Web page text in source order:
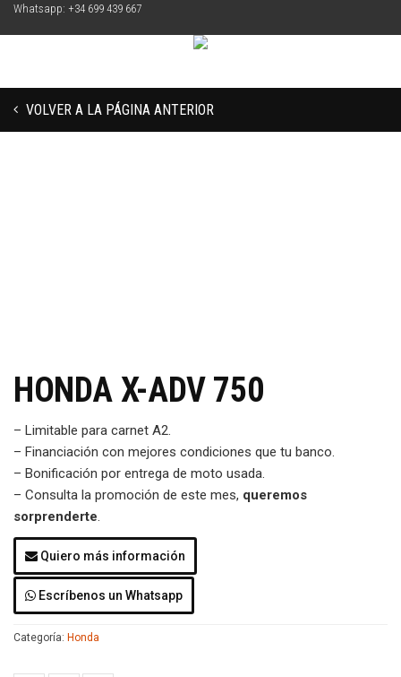
Whatsapp: +34 699 439 667
VOLVER A LA PÁGINA ANTERIOR
HONDA X-ADV 750
– Limitable para carnet A2.
– Financiación con mejores condiciones que tu banco.
– Bonificación por entrega de moto usada.
– Consulta la promoción de este mes, queremos
sorprenderte.
Quiero más información
Escríbenos un Whatsapp
Categoría: Honda